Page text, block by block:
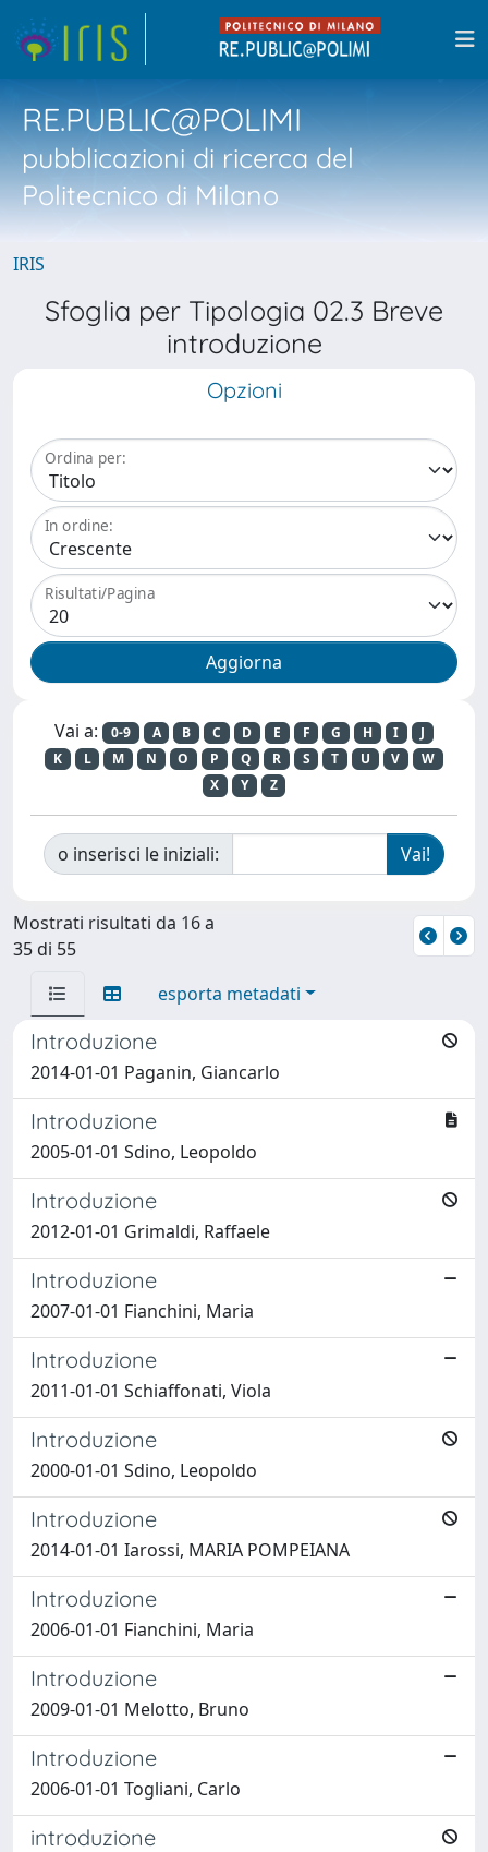
RE.PUBLIC@POLIMI
pubblicazioni di ricerca del
Politecnico di Milano
IRIS
Sfoglia per Tipologia 02.3 Breve
introduzione
Opzioni
Ordina per:
In ordine:
Risultati/Pagina
Vai a: 0-9 A B C D E F G H I
J
K
L M N O P Q R S T U V
W
X
Y Z
o inserisci le iniziali:
Mostrati risultati da 16 a
35 di 55
esporta metadati
Introduzione
2014-01-01 Paganin, Giancarlo
Introduzione
2005-01-01 Sdino, Leopoldo
Introduzione
2012-01-01 Grimaldi, Raffaele
Introduzione
2007-01-01 Fianchini, Maria
Introduzione
2011-01-01 Schiaffonati, Viola
Introduzione
2000-01-01 Sdino, Leopoldo
Introduzione
2014-01-01 Iarossi, MARIA POMPEIANA
Introduzione
2006-01-01 Fianchini, Maria
Introduzione
2009-01-01 Melotto, Bruno
Introduzione
2006-01-01 Togliani, Carlo
introduzione